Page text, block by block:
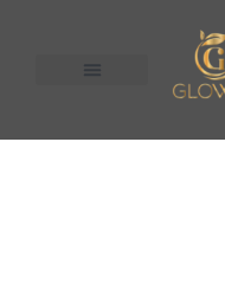
United